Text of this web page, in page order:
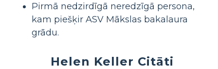
Pirmā nedzirdīgā neredzīgā persona,
kam piešķir ASV Mākslas bakalaura
grādu.
Helen Keller Citāti